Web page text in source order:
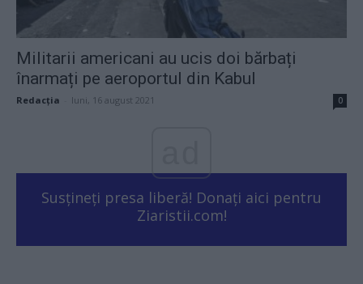
Militarii americani au ucis doi bărbați
înarmați pe aeroportul din Kabul
Redacţia luni, 16 august 2021 0
Susțineți presa liberă! Donați aici pentru
Ziaristii.com!